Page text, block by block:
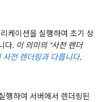
케이션을 실행하여 초기 상
다. 이 의미의 "사전 렌더
사전 렌더링과 다릅니다.
행하여 서버에서 렌더링된